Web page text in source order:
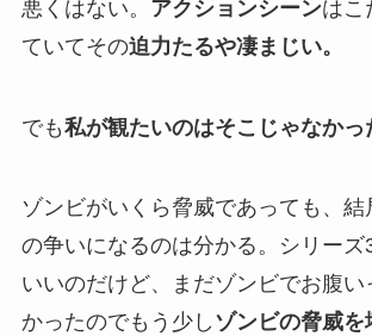
悪くはない。 アクションシーンはこ
ていてその迫力たるや凄まじい。
でも私が観たいのはそこじゃなかっ
ゾンビがいくら脅威であっても、結
の争いになるのは分かる。シリーズ
いいのだけど、まだゾンビでお腹い
かったのでもう少し ゾンビの脅威を